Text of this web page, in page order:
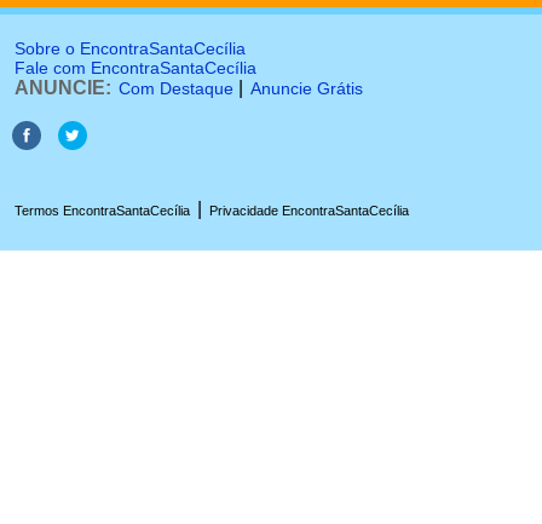
Sobre o EncontraSantaCecília
Fale com EncontraSantaCecília
ANUNCIE: Com Destaque Anuncie Grátis
Termos EncontraSantaCecília Privacidade EncontraSantaCecília